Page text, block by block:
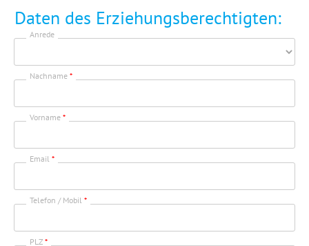
Daten des Erziehungsberechtigten:
Anrede
Nachname *
Vorname *
Email *
Telefon / Mobil *
PLZ *